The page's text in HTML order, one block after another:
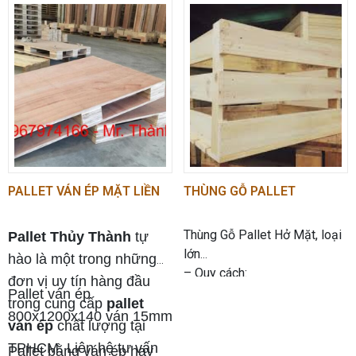
Cấu trúc thiết kế
PALLET VÁN ÉP MẶT LIỀN
Pallet Thủy Thành tự
hào là một trong những
đơn vị uy tín hàng đầu
trong cung cấp pallet
ván épchất lượng tại
TPHCM. Liên hệ tư vấn
Pallet ván ép
800x1200x140 ván 15mm
Pallet bằng ván ép hay
THÙNG GỖ PALLET
Thùng Gỗ Pallet Hở Mặt, loại
lớn
– Quy cách: